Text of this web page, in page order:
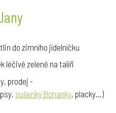
do zimního jídelníčku
léčivé zeleně na talíři
prodej -
sušenky Bohanky, placky...)